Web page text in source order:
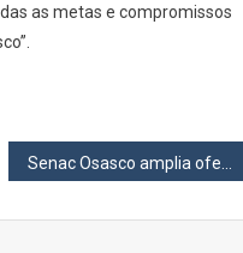
as metas e compromissos